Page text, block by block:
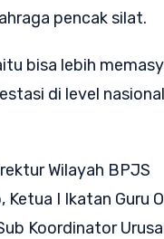
pencak silat.
bisa lebih
di level
Wilayah BPJS
I Ikatan Guru
Koordinator